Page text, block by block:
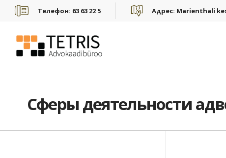
Телефон: 63 63 22 5 Адрес: Marienthali
Сферы деятельности